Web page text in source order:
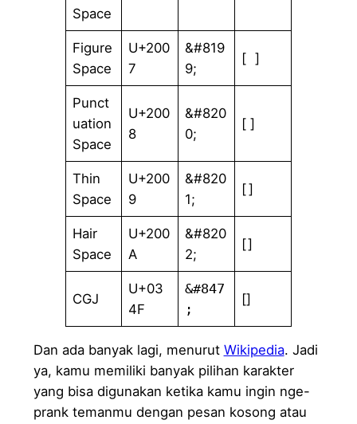
Space
Figure
Space
U+200
7
&#819
9;
[ ]
Punct
uation
Space
U+200
8
&#820
0;
[ ]
Thin
Space
U+200
9
&#820
1;
[ ]
Hair
Space
U+200
A
&#820
2;
[ ]
CGJ
U+03
4F
&#847
;
[͏]
Dan ada banyak lagi, menurut Wikipedia. Jadi
ya, kamu memiliki banyak pilihan karakter
yang bisa digunakan ketika kamu ingin nge-
prank temanmu dengan pesan kosong atau